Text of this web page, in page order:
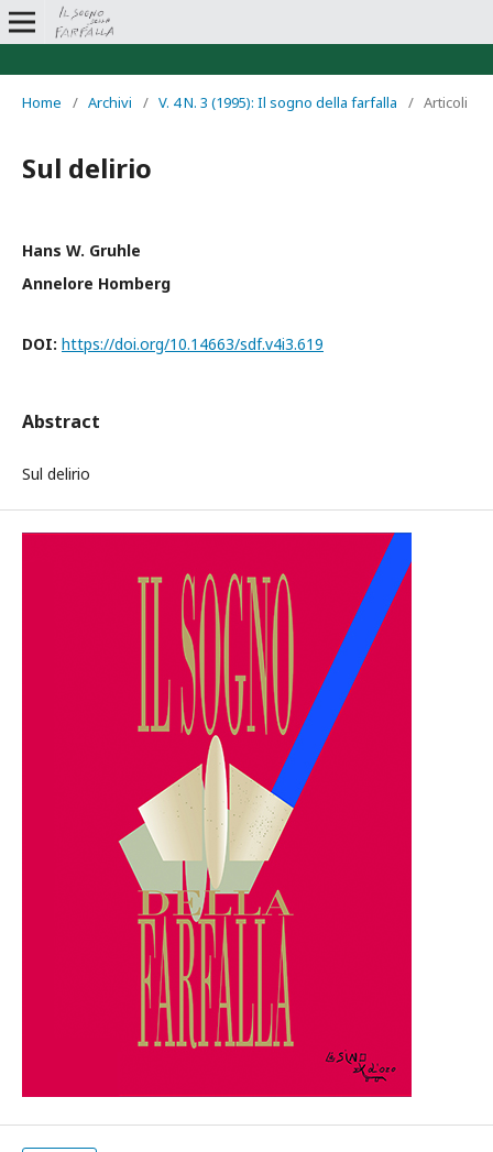
Home / Archivi / V. 4 N. 3 (1995): Il sogno della farfalla / Articoli
Sul delirio
Hans W. Gruhle
Annelore Homberg
DOI: https://doi.org/10.14663/sdf.v4i3.619
Abstract
Sul delirio